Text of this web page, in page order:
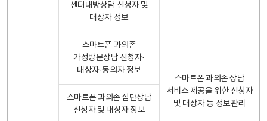
센터내방상담 신청자 및
대상자 정보
스마트폰 과의존 상담
서비스 제공을 위한 신청자
및 대상자 등 정보관리
스마트폰 과의존
가정방문상담 신청자·
대상자·동의자 정보
스마트폰 과의존 집단상담
신청자 및 대상자 정보